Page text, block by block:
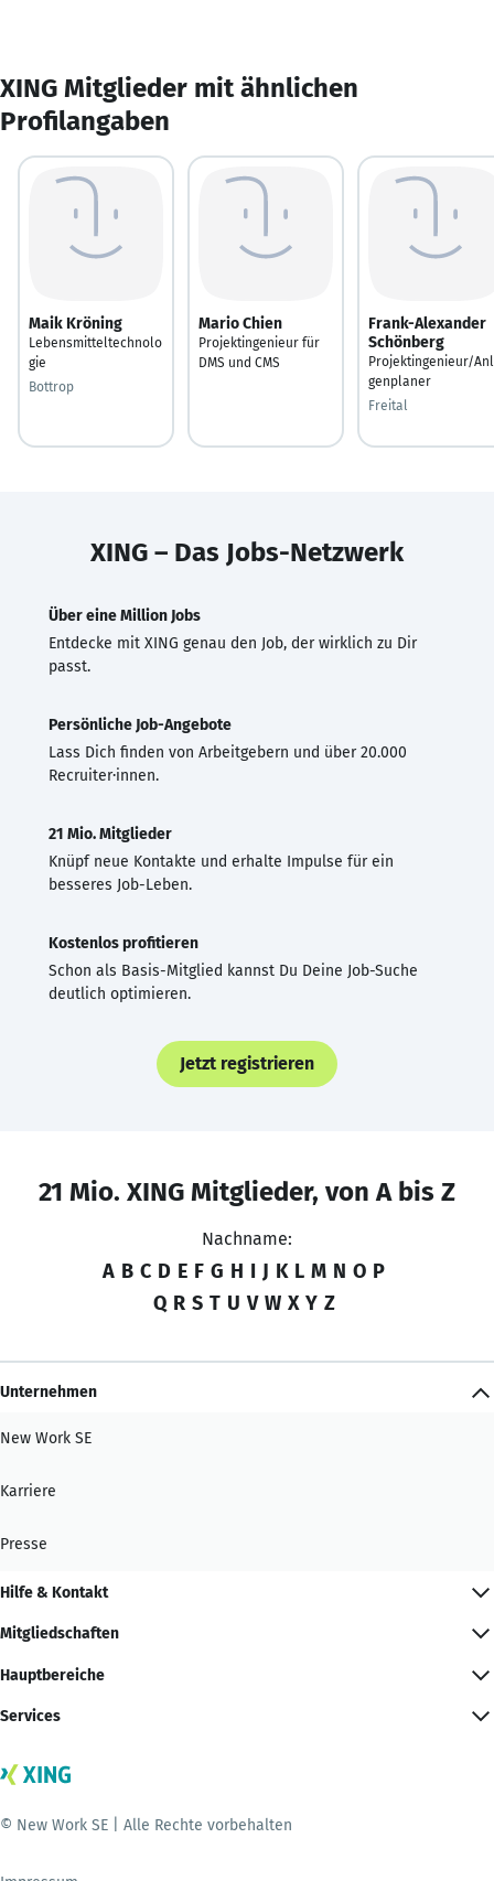
XING Mitglieder mit ähnlichen
Profilangaben
Maik Kröning
Lebensmitteltechnolo
gie
Bottrop
Mario Chien
Projektingenieur für
DMS und CMS
Frank-Alexander
Schönberg
Projektingenieur/
genplaner
Freital
XING – Das Jobs-Netzwerk
Über eine Million Jobs
Entdecke mit XING genau den Job, der wirklich zu Dir
passt.
Persönliche Job-Angebote
Lass Dich finden von Arbeitgebern und über 20.000
Recruiter·innen.
21 Mio. Mitglieder
Knüpf neue Kontakte und erhalte Impulse für ein
besseres Job-Leben.
Kostenlos profitieren
Schon als Basis-Mitglied kannst Du Deine Job-Suche
deutlich optimieren.
Jetzt registrieren
21 Mio. XING Mitglieder, von A bis Z
Nachname:
A B C D E F G H I J K L M N O P
Q R S T U V W X Y Z
Unternehmen
New Work SE
Karriere
Presse
Hilfe & Kontakt
Mitgliedschaften
Hauptbereiche
Services
© New Work SE | Alle Rechte vorbehalten